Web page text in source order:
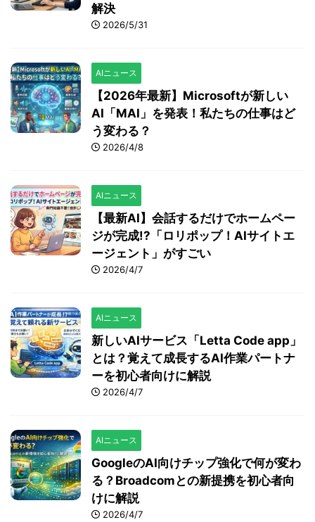
解決
2026/5/31
AIニュース
【2026年最新】Microsoftが新しい
AI「MAI」を発表！私たちの仕事はど
う変わる？
2026/4/8
AIニュース
【最新AI】会話するだけでホームペー
ジが完成!?「ロリポップ！AIサイトエ
ージェント」がすごい
2026/4/7
AIニュース
新しいAIサービス「Letta Code app」
とは？覚えて成長するAI作業パートナ
ーを初心者向けに解説
2026/4/7
AIニュース
GoogleのAI向けチップ強化で何が変わ
る？Broadcomとの新提携を初心者向
けに解説
2026/4/7